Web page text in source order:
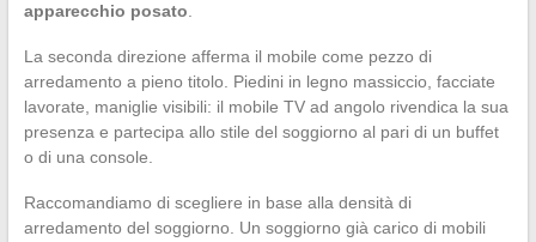
apparecchio posato.
La seconda direzione afferma il mobile come pezzo di
arredamento a pieno titolo. Piedini in legno massiccio, facciate
lavorate, maniglie visibili: il mobile TV ad angolo rivendica la sua
presenza e partecipa allo stile del soggiorno al pari di un buffet
o di una console.
Raccomandiamo di scegliere in base alla densità di
arredamento del soggiorno. Un soggiorno già carico di mobili